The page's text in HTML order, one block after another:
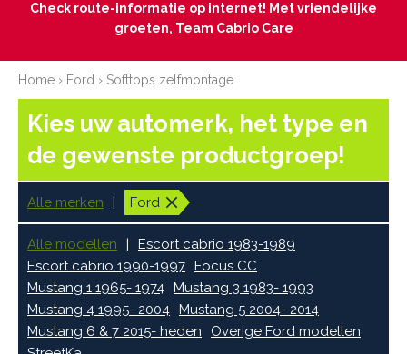
Check route-informatie op internet! Met vriendelijke
groeten, Team Cabrio Care
Home › Ford › Softtops zelfmontage
Kies uw automerk, het type en
de gewenste productgroep!
Alle merken Ford
Alle modellen
Escort cabrio 1983-1989
Escort cabrio 1990-1997 Focus CC
Mustang 1 1965- 1974 Mustang 3 1983- 1993
Mustang 4 1995- 2004 Mustang 5 2004- 2014
Mustang 6 & 7 2015- heden
Overige Ford modellen